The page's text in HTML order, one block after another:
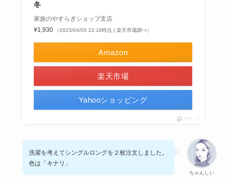
冬
家族のやすらぎショップ支店
¥1,930
（2023/04/05 22:18時点 | 楽天市場調べ）
Amazon
楽天市場
Yahooショッピング
ポチップ
ちゃんしい
洗濯を考えてシングルロングを２枚注文しました。
色は「キナリ」